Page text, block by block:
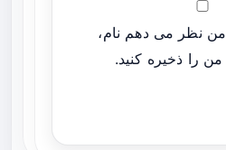
نظر می دهم نام،
را ذخیره کنید.